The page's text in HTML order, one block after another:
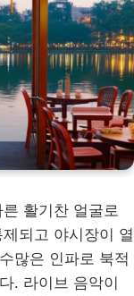
활기찬 얼굴로
되고 야시장이 열
많은 인파로 북적
. 라이브 음악이